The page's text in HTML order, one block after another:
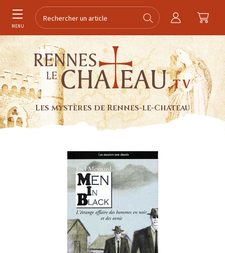
MENU
Les mystères de Rennes-le-Chateau